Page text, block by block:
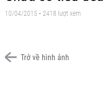
10/04/2015 • 2418 lượt xem
Trở về hình ảnh
Chưa có tiêu đề